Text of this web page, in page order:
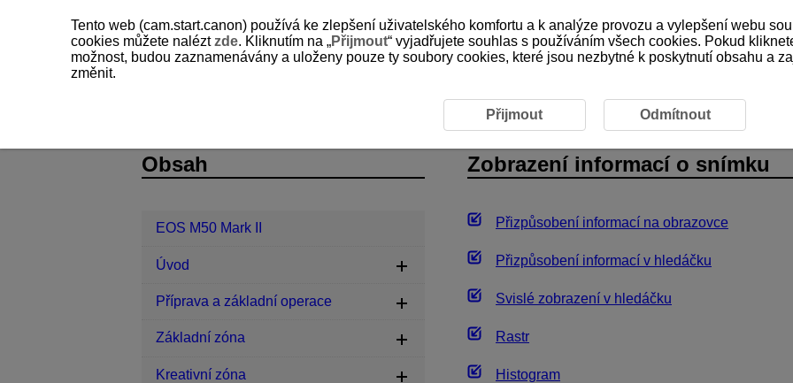
Zobrazení informací o snímku
Přizpůsobení informací na obrazovce
Přizpůsobení informací v hledáčku
Svislé zobrazení v hledáčku
Rastr
Histogram
Obsah
EOS M50 Mark II
Úvod
Příprava a základní operace
Základní zóna
Kreativní zóna
Tento web (cam.start.canon) používá ke zlepšení uživatelského komfortu a k analýze provozu a vylepšení webu
cookies můžete naléztzde. Kliknutím na „Přijmout“ vyjadřujete souhlas s používáním všech cookies. Pokud
možnost, budou zaznamenávány a uloženy pouze ty soubory cookies, které jsou nezbytné k poskytnutí obsahu a
změnit.
Přijmout Odmítnout